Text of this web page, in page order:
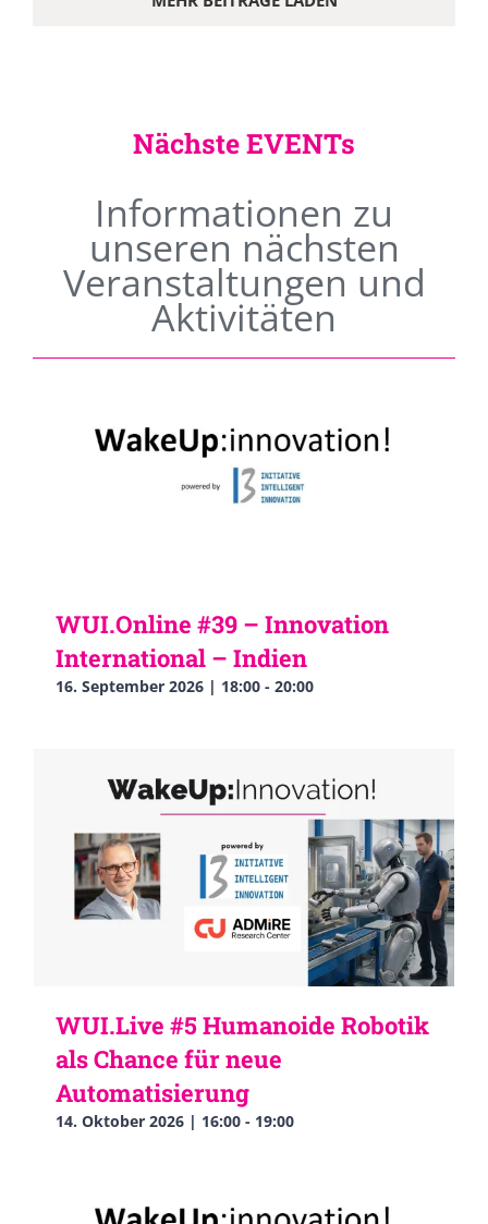
Nächste EVENTs
Informationen zu
unseren nächsten
Veranstaltungen und
Aktivitäten
WUI.Online #39 – Innovation
International – Indien
16. September 2026 | 18:00 - 20:00
WUI.Live #5 Humanoide Robotik
als Chance für neue
Automatisierung
14. Oktober 2026 | 16:00 - 19:00